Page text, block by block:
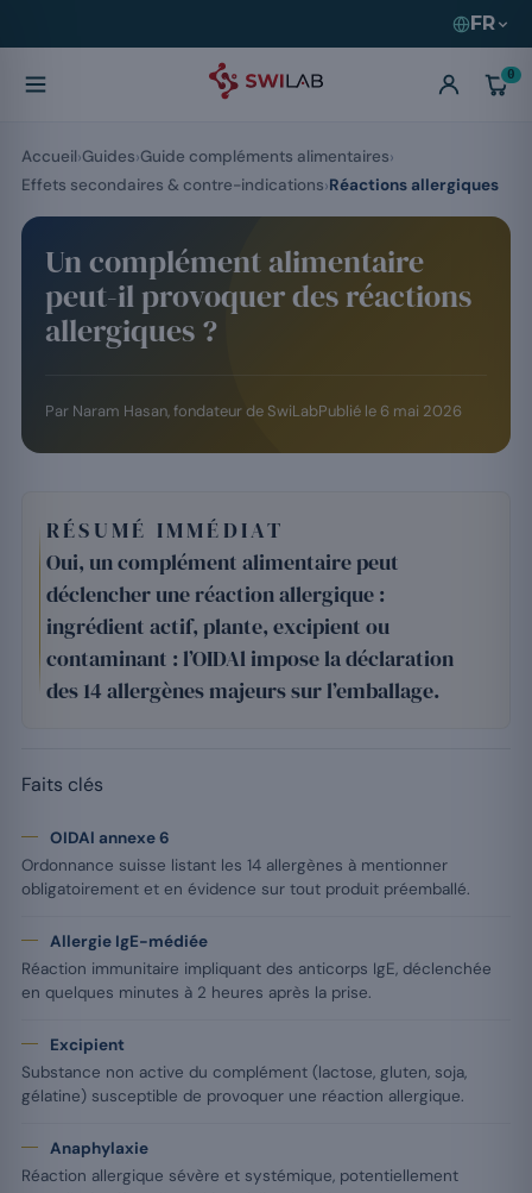
FR
0
Un complément alimentaire
peut-il provoquer des réactions
allergiques ?
Par Naram Hasan, fondateur de SwiLabPublié le 6 mai 2026
RÉSUMÉ IMMÉDIAT
Oui, un complément alimentaire peut
déclencher une réaction allergique :
ingrédient actif, plante, excipient ou
contaminant : l’OIDAl impose la déclaration
des 14 allergènes majeurs sur l’emballage.
Faits clés
OIDAl annexe 6
Ordonnance suisse listant les 14 allergènes à mentionner
obligatoirement et en évidence sur tout produit préemballé.
Allergie IgE-médiée
Réaction immunitaire impliquant des anticorps IgE, déclenchée
en quelques minutes à 2 heures après la prise.
Excipient
Substance non active du complément (lactose, gluten, soja,
gélatine) susceptible de provoquer une réaction allergique.
Anaphylaxie
Réaction allergique sévère et systémique, potentiellement
Accueil Guides Guide compléments alimentaires
Effets secondaires & contre-indications Réactions allergiques